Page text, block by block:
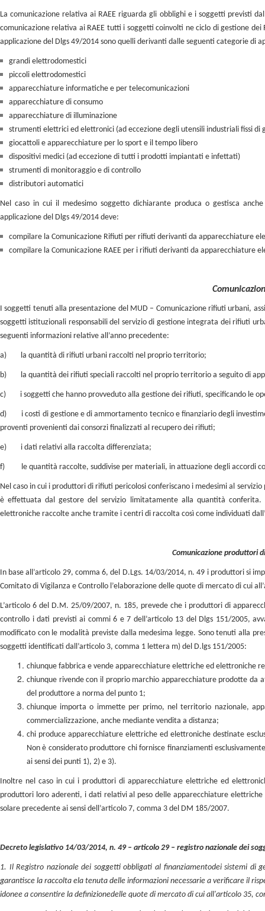
La comunicazione relativa ai RAEE riguarda gli obblighi e i soggetti previsti
comunicazione relativa ai RAEE tutti i soggetti coinvolti ne ciclo di gestione
applicazione del Dlgs 49/2014 sono quelli derivanti dalle seguenti categorie di
grandi elettrodomestici
piccoli elettrodomestici
apparecchiature informatiche e per telecomunicazioni
apparecchiature di consumo
apparecchiature di illuminazione
strumenti elettrici ed elettronici (ad eccezione degli utensili industriali fissi di
giocattoli e apparecchiature per lo sport e il tempo libero
dispositivi medici (ad eccezione di tutti i prodotti impiantati e infettati)
strumenti di monitoraggio e di controllo
distributori automatici
Nel caso in cui il medesimo soggetto dichiarante produca o gestisca
applicazione del Dlgs 49/2014 deve:
compilare la Comunicazione Rifiuti per rifiuti derivanti da apparecchiature
compilare la Comunicazione RAEE per i rifiuti derivanti da apparecchiature
I soggetti tenuti alla presentazione del MUD – Comunicazione rifiuti urbani,
soggetti istituzionali responsabili del servizio di gestione integrata dei rifiuti
seguenti informazioni relative all’anno precedente:
a) la quantità di rifiuti urbani raccolti nel proprio territorio;
b) la quantità dei rifiuti speciali raccolti nel proprio territorio a seguito di
c) i soggetti che hanno provveduto alla gestione dei rifiuti, specificando le
d)
i costi di gestione e di ammortamento tecnico e finanziario degli
proventi provenienti dai consorzi finalizzati al recupero dei rifiuti;
e) i dati relativi alla raccolta differenziata;
f) le quantità raccolte, suddivise per materiali, in attuazione degli accordi
Nel caso in cui i produttori di rifiuti pericolosi conferiscano i medesimi al
è effettuata dal gestore del servizio limitatamente alla quantità
elettroniche raccolte anche tramite i centri di raccolta così come individuati
Comunicazione produttori
In base all’articolo 29, comma 6, del D.Lgs. 14/03/2014, n. 49 i produttori si
Comitato di Vigilanza e Controllo l’elaborazione delle quote di mercato di cui
L’articolo 6 del D.M. 25/09/2007, n. 185, prevede che i produttori di
controllo i dati previsti ai commi 6 e 7 dell’articolo 13 del Dlgs 151/2005,
modificato con le modalità previste dalla medesima legge. Sono tenuti alla
soggetti identificati dall’articolo 3, comma 1 lettera m) del D.lgs 151/2005:
chiunque fabbrica e vende apparecchiature elettriche ed elettroniche
chiunque rivende con il proprio marchio apparecchiature prodotte
del produttore a norma del punto 1;
chiunque importa o immette per primo, nel territorio nazionale,
commercializzazione, anche mediante vendita a distanza;
chi produce apparecchiature elettriche ed elettroniche destinate
Non è considerato produttore chi fornisce finanziamenti
ai sensi dei punti 1), 2) e 3).
Inoltre nel caso in cui i produttori di apparecchiature elettriche ed
produttori loro aderenti, i dati relativi al peso delle apparecchiature
solare precedente ai sensi dell’articolo 7, comma 3 del DM 185/2007.
Decreto legislativo 14/03/2014, n. 49 – articolo 29 – registro nazionale dei
1. Il Registro nazionale dei soggetti obbligati al finanziamentodei sistemi di
garantisce la raccolta ela tenuta delle informazioni necessarie a verificare il
idonee a consentire la definizionedelle quote di mercato di cui all'articolo 35,